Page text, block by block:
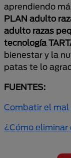
aprendiendo
PLAN adulto
adulto razas
tecnología
bienestar y la
patas te lo
FUENTES:
Combatir el
¿Cómo